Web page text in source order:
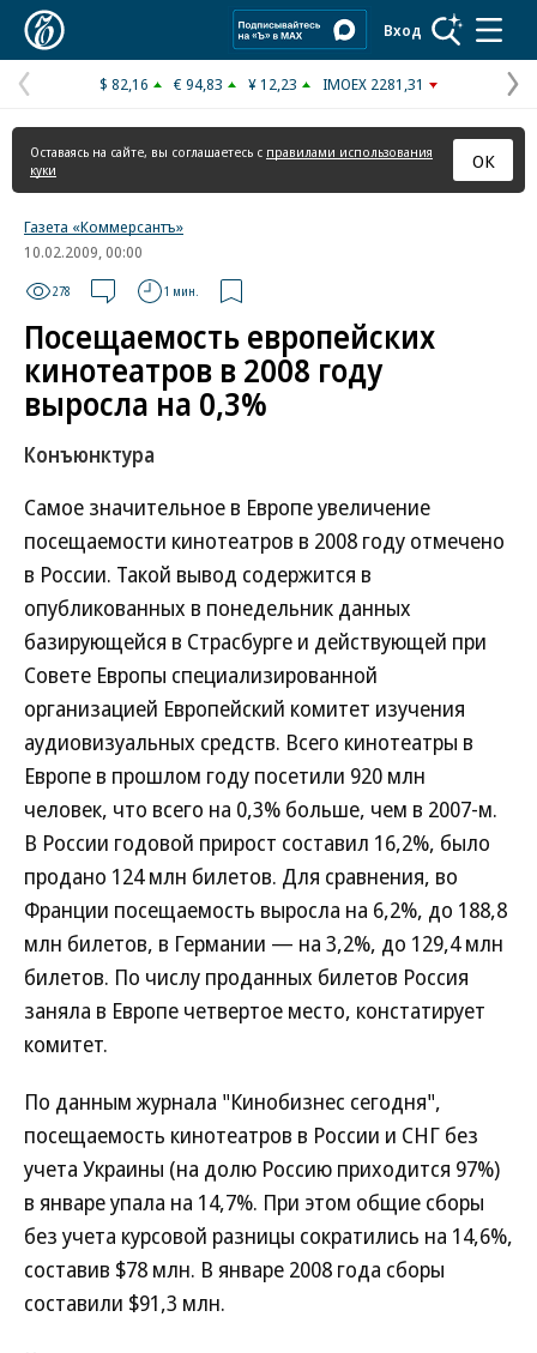
Вход
Предыдущая
страница
$ 82,16 € 94,83 ¥ 12,23 IMOEX 2281,31
Оставаясь на сайте, вы соглашаетесь с правилами использования
куки
ОК
Газета «Коммерсантъ»
10.02.2009, 00:00
278 1 мин.
Посещаемость европейских
кинотеатров в 2008 году
выросла на 0,3%
Конъюнктура
Самое значительное в Европе увеличение
посещаемости кинотеатров в 2008 году отмечено
в России. Такой вывод содержится в
опубликованных в понедельник данных
базирующейся в Страсбурге и действующей при
Совете Европы специализированной
организацией Европейский комитет изучения
аудиовизуальных средств. Всего кинотеатры в
Европе в прошлом году посетили 920 млн
человек, что всего на 0,3% больше, чем в 2007-м.
В России годовой прирост составил 16,2%, было
продано 124 млн билетов. Для сравнения, во
Франции посещаемость выросла на 6,2%, до 188,8
млн билетов, в Германии — на 3,2%, до 129,4 млн
билетов. По числу проданных билетов Россия
заняла в Европе четвертое место, констатирует
комитет.
По данным журнала "Кинобизнес сегодня",
посещаемость кинотеатров в России и СНГ без
учета Украины (на долю Россию приходится 97%)
в январе упала на 14,7%. При этом общие сборы
без учета курсовой разницы сократились на 14,6%,
составив $78 млн. В январе 2008 года сборы
составили $91,3 млн.